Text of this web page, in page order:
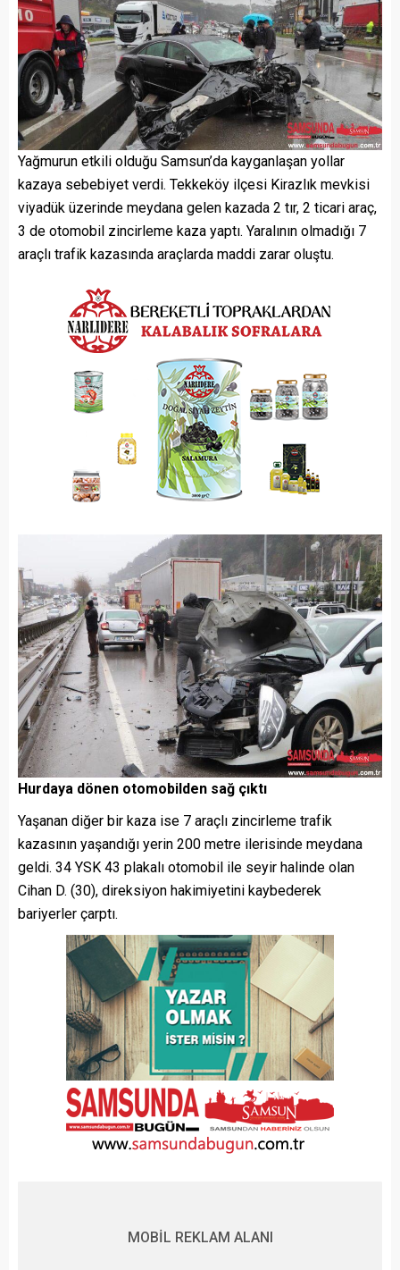
Yağmurun etkili olduğu Samsun’da kayganlaşan yollar
kazaya sebebiyet verdi. Tekkeköy ilçesi Kirazlık mevkisi
viyadük üzerinde meydana gelen kazada 2 tır, 2 ticari araç,
3 de otomobil zincirleme kaza yaptı. Yaralının olmadığı 7
araçlı trafik kazasında araçlarda maddi zarar oluştu.
Hurdaya dönen otomobilden sağ çıktı
Yaşanan diğer bir kaza ise 7 araçlı zincirleme trafik
kazasının yaşandığı yerin 200 metre ilerisinde meydana
geldi. 34 YSK 43 plakalı otomobil ile seyir halinde olan
Cihan D. (30), direksiyon hakimiyetini kaybederek
bariyerler çarptı.
MOBİL REKLAM ALANI